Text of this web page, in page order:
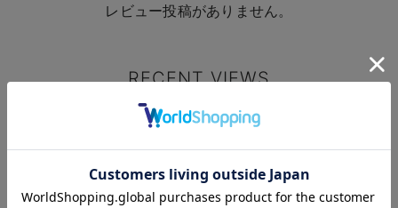
レビュー投稿がありません。
RECENT VIEWS
る
お気に入り商品を確認する